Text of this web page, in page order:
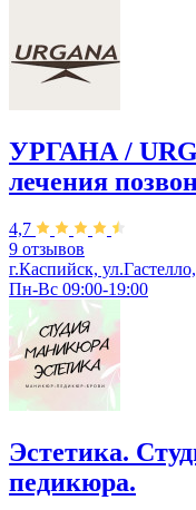
УРГАНА /
лечения
4,7
9 отзывов
г.Каспийск,
Пн-Вс 09:00-19:00
Эстетика.
педикюра.